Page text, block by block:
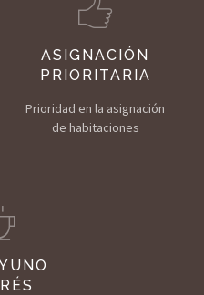
ASIGNACIÓN
PRIORITARIA
Prioridad en la asignación
de habitaciones